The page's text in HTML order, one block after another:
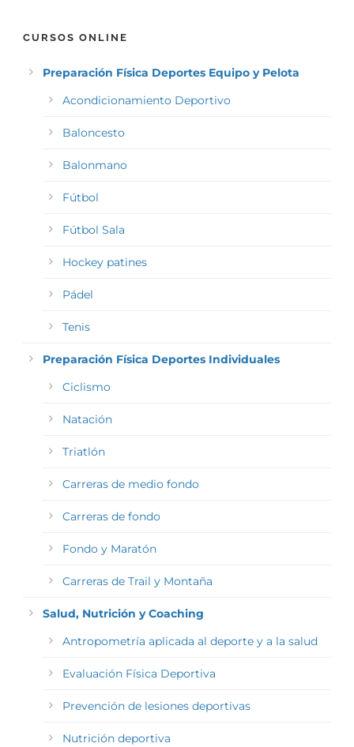
CURSOS ONLINE
Preparación Física Deportes Equipo y Pelota
Acondicionamiento Deportivo
Baloncesto
Balonmano
Fútbol
Fútbol Sala
Hockey patines
Pádel
Tenis
Preparación Física Deportes Individuales
Ciclismo
Natación
Triatlón
Carreras de medio fondo
Carreras de fondo
Fondo y Maratón
Carreras de Trail y Montaña
Salud, Nutrición y Coaching
Antropometría aplicada al deporte y a la salud
Evaluación Física Deportiva
Prevención de lesiones deportivas
Nutrición deportiva